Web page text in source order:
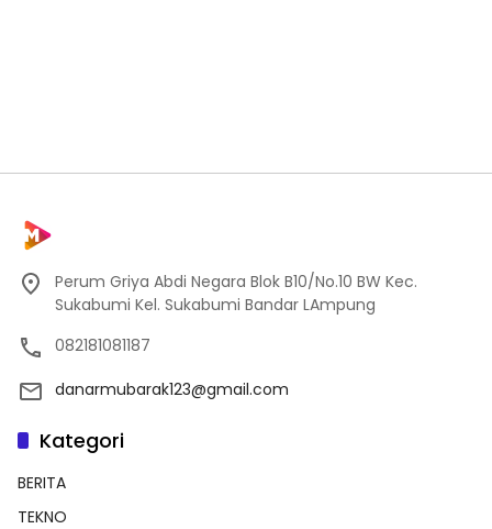
Perum Griya Abdi Negara Blok B10/No.10 BW Kec.
Sukabumi Kel. Sukabumi Bandar LAmpung
082181081187
danarmubarak123@gmail.com
Kategori
BERITA
TEKNO